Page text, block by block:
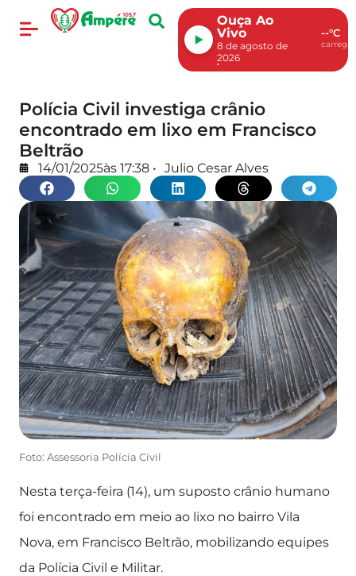
Ouça Ao
Vivo
8 de agosto de
2026
--°C
Polícia Civil investiga crânio
encontrado em lixo em Francisco
Beltrão
14/01/2025às 17:38 • Julio Cesar Alves
Foto: Assessoria Polícia Civil
Nesta terça-feira (14), um suposto crânio humano
foi encontrado em meio ao lixo no bairro Vila
Nova, em Francisco Beltrão, mobilizando equipes
da Polícia Civil e Militar.